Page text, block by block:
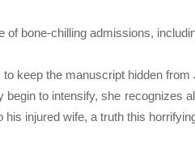
of bone-chilling admissions,
to keep the manuscript hidden
begin to intensify, she recognizes
his injured wife, a truth this